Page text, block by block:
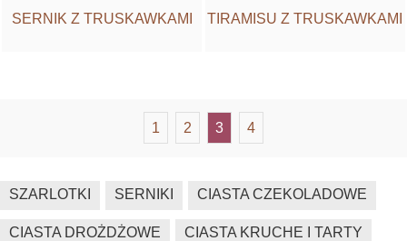
SERNIK Z TRUSKAWKAMI TIRAMISU Z TRUSKAWKAMI
1 2 3 4
SZARLOTKI SERNIKI CIASTA CZEKOLADOWE
CIASTA DROŻDŻOWE CIASTA KRUCHE I TARTY